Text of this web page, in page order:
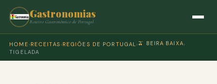
Gastronomias
Roteiro Gastronómico de Portugal
HOME › RECEITAS › REGIÕES DE PORTUGAL › 🫒 BEIRA BAIXA›
TIGELADA